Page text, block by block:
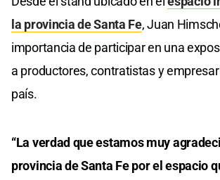
la provincia de Santa Fe, Juan
importancia de participar en una
a productores, contratistas y
país.
“La verdad que estamos muy
provincia de Santa Fe por el espacio